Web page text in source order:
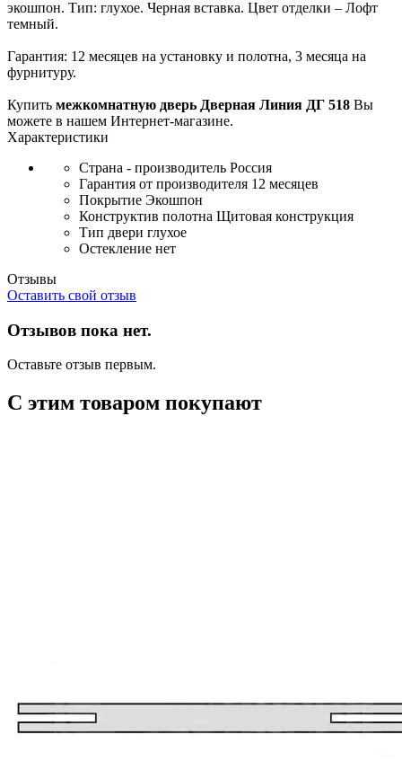
экошпон. Тип: глухое. Черная вставка. Цвет отделки – Лофт
темный.
Гарантия: 12 месяцев на установку и полотна, 3 месяца на
фурнитуру.
Купить межкомнатную дверь Дверная Линия ДГ 518 Вы
можете в нашем Интернет-магазине.
Характеристики
Страна - производитель Россия
Гарантия от производителя 12 месяцев
Покрытие Экошпон
Конструктив полотна Щитовая конструкция
Тип двери глухое
Остекление нет
Отзывы
Оставить свой отзыв
Отзывов пока нет.
Оставьте отзыв первым.
С этим товаром покупают